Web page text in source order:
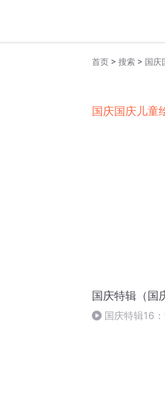
首页 > 搜索 > 国庆
国庆国庆儿童
国庆特辑（国
国庆特辑16